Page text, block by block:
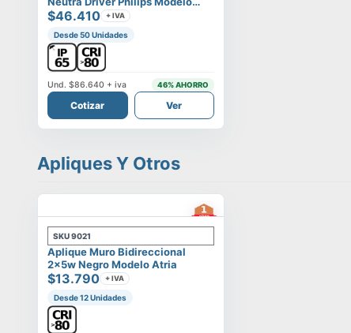
Eltanin
$46.410 + IVA
Desde 50 Unidades
Und.$86.640 + iva 46% AHORRO
Cotizar Ver
Apliques Y Otros
SKU9021
Aplique Muro Bidireccional
2x5w Negro Modelo Atria
$13.790 + IVA
Desde 12 Unidades